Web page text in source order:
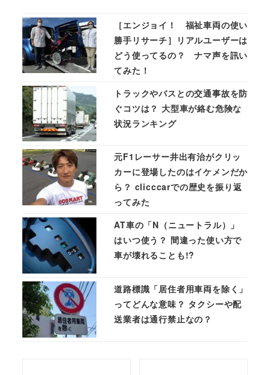
［エンジョイ！ 福祉車両の使い
勝手リサーチ］リアルユーザーは
どう使ってるの？ ナマ声を訊い
てみた！
トラックやバスとの交通事故を防
ぐコツは？ 大型車が絡む危険な
状況ランキング
元F1レーサー井出有治がクリッ
カーに登場したのはイケメンだか
ら？ clicccarでの歴史を振り返
ってみた
AT車の「N（ニュートラル）」
はいつ使う？ 間違った使い方で
車が壊れることも!?
道路標識「居住者用車両を除く」
ってどんな意味？ タクシーや配
送業者は通行禁止なの？